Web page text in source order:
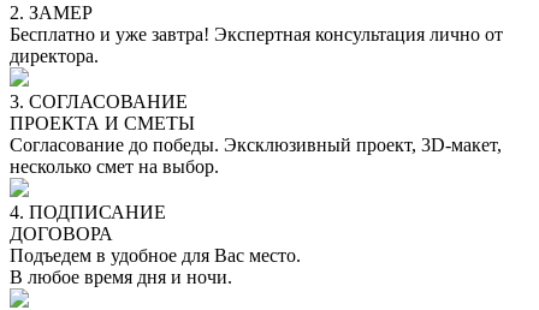
2. ЗАМЕР
Бесплатно и уже завтра! Экспертная консультация лично от
директора.
3. СОГЛАСОВАНИЕ
ПРОЕКТА И СМЕТЫ
Согласование до победы. Эксклюзивный проект, 3D-макет,
несколько смет на выбор.
4. ПОДПИСАНИЕ
ДОГОВОРА
Подъедем в удобное для Вас место.
В любое время дня и ночи.